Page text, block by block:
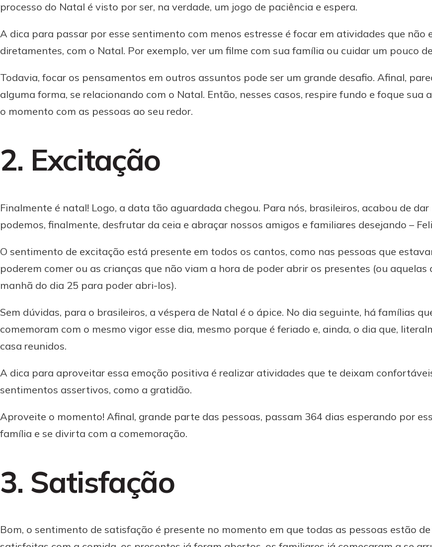
processo do Natal é visto por ser, na verdade, um jogo de paciência e espera.
A dica para passar por esse sentimento com menos estresse é focar em atividades que não
diretamentes, com o Natal. Por exemplo, ver um filme com sua família ou cuidar um pouco
Todavia, focar os pensamentos em outros assuntos pode ser um grande desafio. Afinal,
alguma forma, se relacionando com o Natal. Então, nesses casos, respire fundo e foque sua
o momento com as pessoas ao seu redor.
2. Excitação
Finalmente é natal! Logo, a data tão aguardada chegou. Para nós, brasileiros, acabou de
podemos, finalmente, desfrutar da ceia e abraçar nossos amigos e familiares desejando –
O sentimento de excitação está presente em todos os cantos, como nas pessoas que
poderem comer ou as crianças que não viam a hora de poder abrir os presentes (ou aquelas
manhã do dia 25 para poder abri-los).
Sem dúvidas, para o brasileiros, a véspera de Natal é o ápice. No dia seguinte, há famílias
comemoram com o mesmo vigor esse dia, mesmo porque é feriado e, ainda, o dia que,
casa reunidos.
A dica para aproveitar essa emoção positiva é realizar atividades que te deixam
sentimentos assertivos, como a gratidão.
Aproveite o momento! Afinal, grande parte das pessoas, passam 364 dias esperando por
família e se divirta com a comemoração.
3. Satisfação
Bom, o sentimento de satisfação é presente no momento em que todas as pessoas estão